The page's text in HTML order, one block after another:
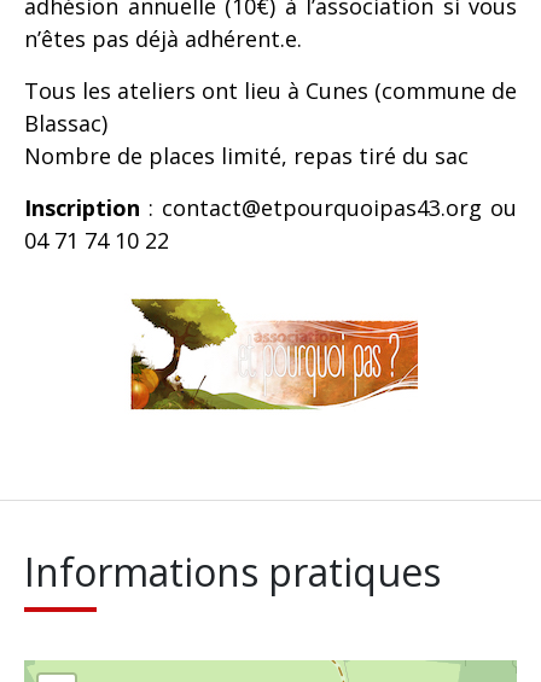
adhésion annuelle (10€) à l’association si vous
n’êtes pas déjà adhérent.e.
Tous les ateliers ont lieu à Cunes (commune de
Blassac)
Nombre de places limité, repas tiré du sac
Inscription : contact@etpourquoipas43.org ou
04 71 74 10 22
Informations pratiques